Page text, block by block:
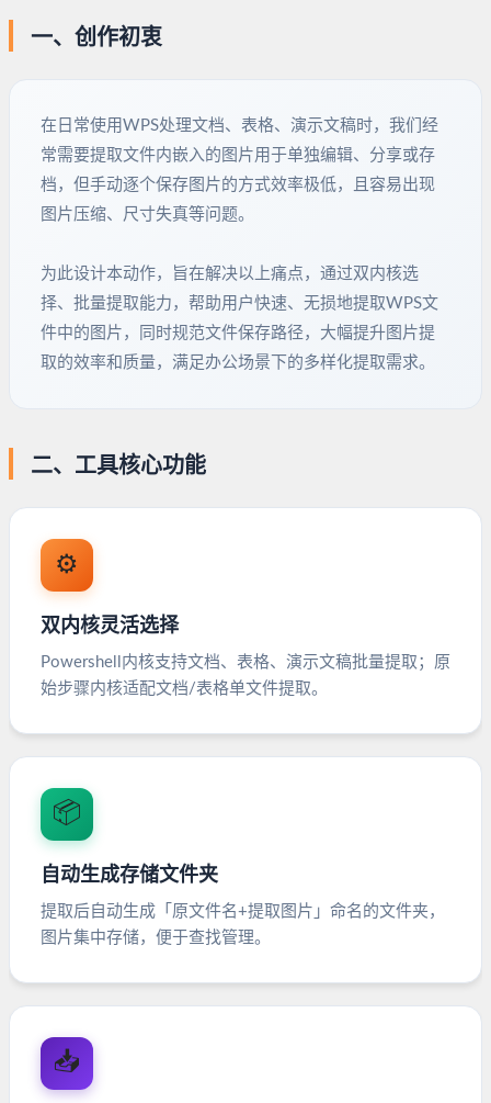
一、创作初衷
在日常使用WPS处理文档、表格、演示文稿时，我们经
常需要提取文件内嵌入的图片用于单独编辑、分享或存
档，但手动逐个保存图片的方式效率极低，且容易出现
图片压缩、尺寸失真等问题。
为此设计本动作，旨在解决以上痛点，通过双内核选
择、批量提取能力，帮助用户快速、无损地提取WPS文
件中的图片，同时规范文件保存路径，大幅提升图片提
取的效率和质量，满足办公场景下的多样化提取需求。
二、工具核心功能
⚙️
双内核灵活选择
Powershell内核支持文档、表格、演示文稿批量提取；原
始步骤内核适配文档/表格单文件提取。
📦
自动生成存储文件夹
提取后自动生成「原文件名+提取图片」命名的文件夹，
图片集中存储，便于查找管理。
📥